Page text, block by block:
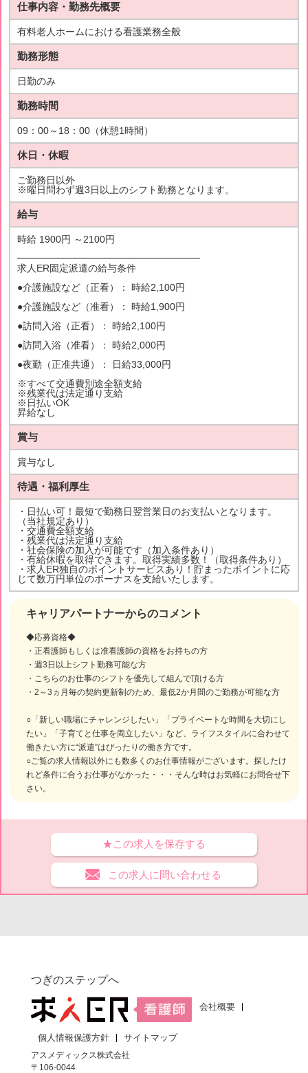
キャリアパートナーからのコメント
◆応募資格◆
・正看護師もしくは准看護師の資格をお持ちの方
・週3日以上シフト勤務可能な方
・こちらのお仕事のシフトを優先して組んで頂ける方
・2～3ヵ月毎の契約更新制のため、最低2か月間のご勤務が可能な方
○「新しい職場にチャレンジしたい」「プライベートな時間を大切にし
たい」「子育てと仕事を両立したい」など、ライフスタイルに合わせて
働きたい方に“派遣”はぴったりの働き方です。
○ご覧の求人情報以外にも数多くのお仕事情報がございます。探したけ
れど条件に合うお仕事がなかった・・・そんな時はお気軽にお問合せ下
さい。
仕事内容・勤務先概要
有料老人ホームにおける看護業務全般
勤務形態
日勤のみ
勤務時間
09：00～18：00（休憩1時間）
休日・休暇
ご勤務日以外
※曜日問わず週3日以上のシフト勤務となります。
給与
時給 1900円 ～2100円
━━━━━━━━━━━━━━━━━━━
求人ER固定派遣の給与条件
●介護施設など（正看）： 時給2,100円
●介護施設など（准看）： 時給1,900円
●訪問入浴（正看）： 時給2,100円
●訪問入浴（准看）： 時給2,000円
●夜勤（正准共通）： 日給33,000円
※すべて交通費別途全額支給
※残業代は法定通り支給
※日払いOK
昇給なし
賞与
賞与なし
待遇・福利厚生
・日払い可！最短で勤務日翌営業日のお支払いとなります。
（当社規定あり）
・交通費全額支給
・残業代は法定通り支給
・社会保険の加入が可能です（加入条件あり）
・有給休暇を取得できます。取得実績多数！（取得条件あり）
・求人ER独自のポイントサービスあり！貯まったポイントに応
じて数万円単位のボーナスを支給いたします。
★この求人を保存する
この求人に問い合わせる
つぎのステップへ
会社概要
個人情報保護方針
サイトマップ
アスメディックス株式会社
〒106-0044